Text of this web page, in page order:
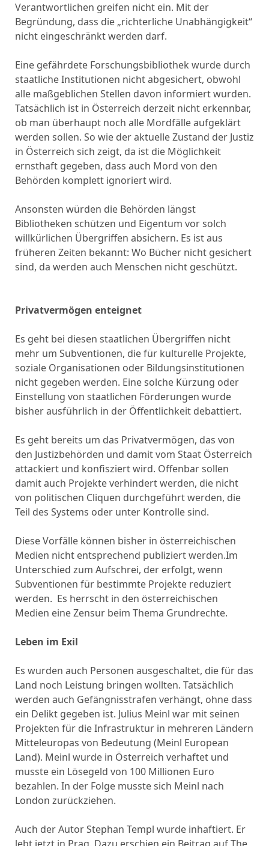
Verantwortlichen greifen nicht ein. Mit der
Begründung, dass die „richterliche Unabhängigkeit“
nicht eingeschränkt werden darf.
Eine gefährdete Forschungsbibliothek wurde durch
staatliche Institutionen nicht abgesichert, obwohl
alle maßgeblichen Stellen davon informiert wurden.
Tatsächlich ist in Österreich derzeit nicht erkennbar,
ob man überhaupt noch alle Mordfälle aufgeklärt
werden sollen. So wie der aktuelle Zustand der Justiz
in Österreich sich zeigt, da ist die Möglichkeit
ernsthaft gegeben, dass auch Mord von den
Behörden komplett ignoriert wird.
Ansonsten würden die Behörden längst
Bibliotheken schützen und Eigentum vor solch
willkürlichen Übergriffen absichern. Es ist aus
früheren Zeiten bekannt: Wo Bücher nicht gesichert
sind, da werden auch Menschen nicht geschützt.
Privatvermögen enteignet
Es geht bei diesen staatlichen Übergriffen nicht
mehr um Subventionen, die für kulturelle Projekte,
soziale Organisationen oder Bildungsinstitutionen
nicht gegeben werden. Eine solche Kürzung oder
Einstellung von staatlichen Förderungen wurde
bisher ausführlich in der Öffentlichkeit debattiert.
Es geht bereits um das Privatvermögen, das von
den Justizbehörden und damit vom Staat Österreich
attackiert und konfisziert wird. Offenbar sollen
damit auch Projekte verhindert werden, die nicht
von politischen Cliquen durchgeführt werden, die
Teil des Systems oder unter Kontrolle sind.
Diese Vorfälle können bisher in österreichischen
Medien nicht entsprechend publiziert werden.Im
Unterschied zum Aufschrei, der erfolgt, wenn
Subventionen für bestimmte Projekte reduziert
werden. Es herrscht in den österreichischen
Medien eine Zensur beim Thema Grundrechte.
Leben im Exil
Es wurden auch Personen ausgeschaltet, die für das
Land noch Leistung bringen wollten. Tatsächlich
werden auch Gefängnisstrafen verhängt, ohne dass
ein Delikt gegeben ist. Julius Meinl war mit seinen
Projekten für die Infrastruktur in mehreren Ländern
Mitteleuropas von Bedeutung (Meinl European
Land). Meinl wurde in Österreich verhaftet und
musste ein Lösegeld von 100 Millionen Euro
bezahlen. In der Folge musste sich Meinl nach
London zurückziehen.
Auch der Autor Stephan Templ wurde inhaftiert. Er